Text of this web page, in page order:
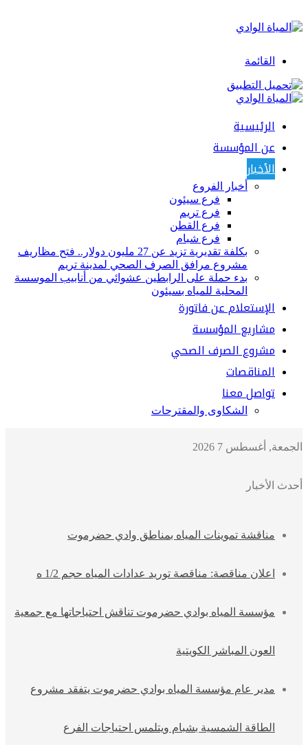
القائمة
الرئيسية
عن المؤسسة
الأخبار
أخبار الفروع
فرع سيئون
فرع تريم
فرع القطن
فرع شبام
بكلفة تقديرية تزيد عن 27 مليون دولار.. فتح مظاريف
مشروع مرافق الصرف الصحي لمدينة تريم
بدء حملة على الرابطين عشوائي من أنابيب الموسسة
المحلية للمياه بسيئون
الإستعلام عن فاتورة
مشاريع المؤسسة
مشروع الصرف الصحي
المناقصات
تواصل معنا
الشكاوى والمقترحات
الجمعة, أغسطس 7 2026
أحدث الأخبار
مناقشة تموينات المياه بمناطق وادي حضرموت
اعلان مناقصة: مناقصة توريد عدادات المياه حجم 1/2 ه
مؤسسة المياه بوادي حضرموت تناقش احتياجاتها مع جمعية
العون المباشر الكويتية
مدير عام مؤسسة المياه بوادي حضرموت يتفقد مشروع
الطاقة الشمسية بشبام ويتلمس احتياجات الفرع